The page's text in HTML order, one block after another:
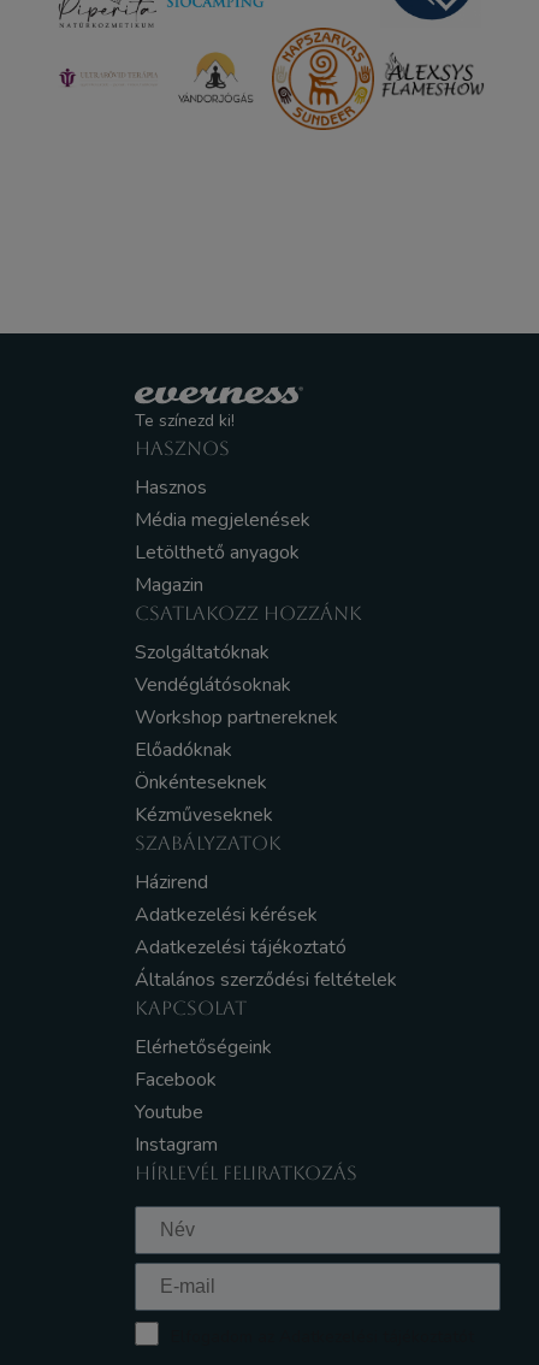
Te színezd ki!
HASZNOS
Hasznos
Média megjelenések
Letölthető anyagok
Magazin
CSATLAKOZZ HOZZÁNK
Szolgáltatóknak
Vendéglátósoknak
Workshop partnereknek
Előadóknak
Önkénteseknek
Kézműveseknek
SZABÁLYZATOK
Házirend
Adatkezelési kérések
Adatkezelési tájékoztató
Általános szerződési feltételek
KAPCSOLAT
Elérhetőségeink
Facebook
Youtube
Instagram
HÍRLEVÉL FELIRATKOZÁS